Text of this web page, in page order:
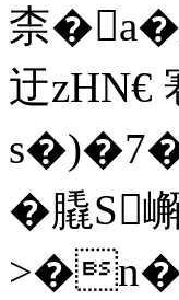
柰�
迂
s�)�7�
�膬